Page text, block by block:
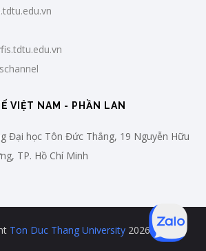
VIỆT NAM - PHẦN LAN
Đại học Tôn Đức Thắng, 19 Nguyễn Hữu
TP. Hồ Chí Minh
Ton Duc Thang University 2026